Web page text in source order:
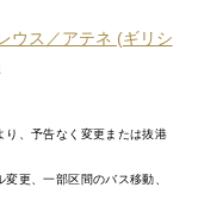
ウス／アテネ (ギリシ
、予告なく変更または抜港
更、一部区間のバス移動、